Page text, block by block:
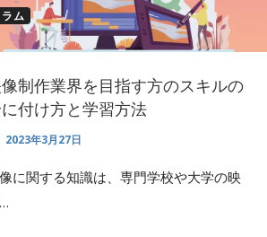
ム
制作業界を目指す方のスキルの
付け方と学習方法
2023年3月27日
に関する知識は、専門学校や大学の映